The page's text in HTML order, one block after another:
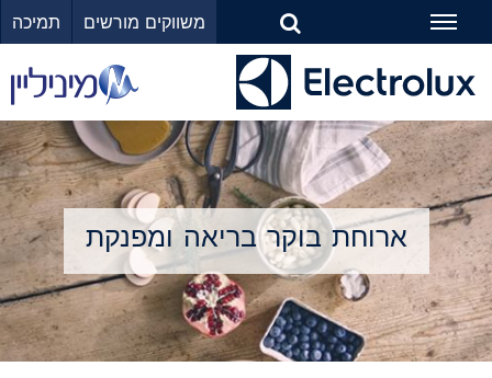
תמיכה משווקים מורשים
Toggle
navigation
ארוחת בוקר בריאה ומפנקת